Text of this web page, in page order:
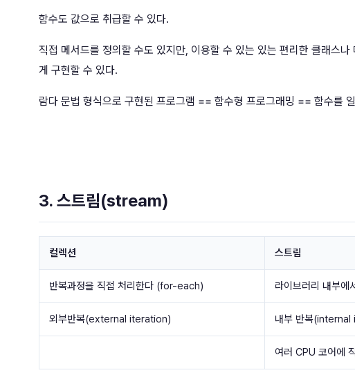
함수도 값으로 취급할 수 있다.
직접 메서드를 정의할 수도 있지만, 이용할 수 있는 있는 편리한 클래스
게 구현할 수 있다.
람다 문법 형식으로 구현된 프로그램 == 함수형 프로그래밍 == 함수를
3. 스트림(stream)
컬렉션 스트림
반복과정을 직접 처리한다 (for-each) 라이브러리 내부에
외부반복(external iteration) 내부 반복
여러 CPU 코어에